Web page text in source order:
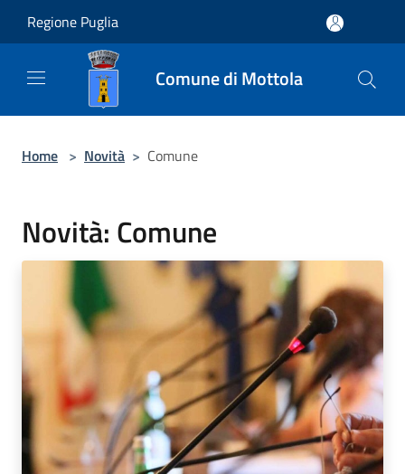
Regione Puglia
Comune di Mottola
Home > Novità > Comune
Novità: Comune